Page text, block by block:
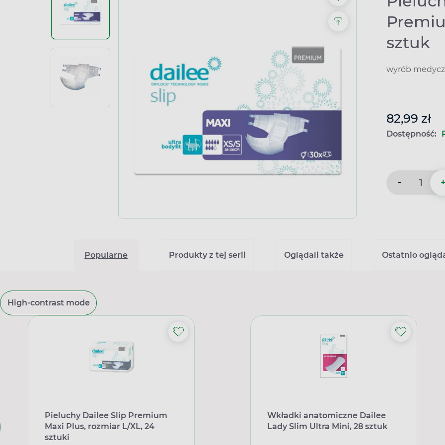
sztuk
wyrób
82,99 zł
Dostępność:
-
Popularne Produkty z tej serii Oglądali także Ostatnio
High-contrast mode
Pieluchy Dailee Slip Premium
Maxi Plus, rozmiar L/XL, 24
sztuki
Wkładki anatomiczne Dailee
Lady Slim Ultra Mini, 28 sztuk